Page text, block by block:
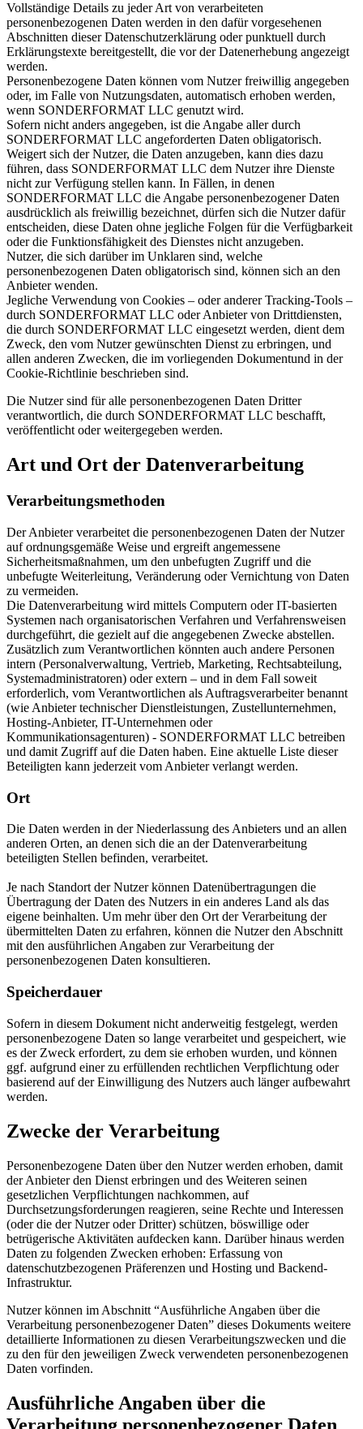
Vollständige Details zu jeder Art von verarbeiteten
personenbezogenen Daten werden in den dafür vorgesehenen
Abschnitten dieser Datenschutzerklärung oder punktuell durch
Erklärungstexte bereitgestellt, die vor der Datenerhebung angezeigt
werden.
Personenbezogene Daten können vom Nutzer freiwillig angegeben
oder, im Falle von Nutzungsdaten, automatisch erhoben werden,
wenn SONDERFORMAT LLC genutzt wird.
Sofern nicht anders angegeben, ist die Angabe aller durch
SONDERFORMAT LLC angeforderten Daten obligatorisch.
Weigert sich der Nutzer, die Daten anzugeben, kann dies dazu
führen, dass SONDERFORMAT LLC dem Nutzer ihre Dienste
nicht zur Verfügung stellen kann. In Fällen, in denen
SONDERFORMAT LLC die Angabe personenbezogener Daten
ausdrücklich als freiwillig bezeichnet, dürfen sich die Nutzer dafür
entscheiden, diese Daten ohne jegliche Folgen für die Verfügbarkeit
oder die Funktionsfähigkeit des Dienstes nicht anzugeben.
Nutzer, die sich darüber im Unklaren sind, welche
personenbezogenen Daten obligatorisch sind, können sich an den
Anbieter wenden.
Jegliche Verwendung von Cookies – oder anderer Tracking-Tools –
durch SONDERFORMAT LLC oder Anbieter von Drittdiensten,
die durch SONDERFORMAT LLC eingesetzt werden, dient dem
Zweck, den vom Nutzer gewünschten Dienst zu erbringen, und
allen anderen Zwecken, die im vorliegenden Dokumentund in der
Cookie-Richtlinie beschrieben sind.
Die Nutzer sind für alle personenbezogenen Daten Dritter
verantwortlich, die durch SONDERFORMAT LLC beschafft,
veröffentlicht oder weitergegeben werden.
Art und Ort der Datenverarbeitung
Verarbeitungsmethoden
Der Anbieter verarbeitet die personenbezogenen Daten der Nutzer
auf ordnungsgemäße Weise und ergreift angemessene
Sicherheitsmaßnahmen, um den unbefugten Zugriff und die
unbefugte Weiterleitung, Veränderung oder Vernichtung von Daten
zu vermeiden.
Die Datenverarbeitung wird mittels Computern oder IT-basierten
Systemen nach organisatorischen Verfahren und Verfahrensweisen
durchgeführt, die gezielt auf die angegebenen Zwecke abstellen.
Zusätzlich zum Verantwortlichen könnten auch andere Personen
intern (Personalverwaltung, Vertrieb, Marketing, Rechtsabteilung,
Systemadministratoren) oder extern – und in dem Fall soweit
erforderlich, vom Verantwortlichen als Auftragsverarbeiter benannt
(wie Anbieter technischer Dienstleistungen, Zustellunternehmen,
Hosting-Anbieter, IT-Unternehmen oder
Kommunikationsagenturen) - SONDERFORMAT LLC betreiben
und damit Zugriff auf die Daten haben. Eine aktuelle Liste dieser
Beteiligten kann jederzeit vom Anbieter verlangt werden.
Ort
Die Daten werden in der Niederlassung des Anbieters und an allen
anderen Orten, an denen sich die an der Datenverarbeitung
beteiligten Stellen befinden, verarbeitet.
Je nach Standort der Nutzer können Datenübertragungen die
Übertragung der Daten des Nutzers in ein anderes Land als das
eigene beinhalten. Um mehr über den Ort der Verarbeitung der
übermittelten Daten zu erfahren, können die Nutzer den Abschnitt
mit den ausführlichen Angaben zur Verarbeitung der
personenbezogenen Daten konsultieren.
Speicherdauer
Sofern in diesem Dokument nicht anderweitig festgelegt, werden
personenbezogene Daten so lange verarbeitet und gespeichert, wie
es der Zweck erfordert, zu dem sie erhoben wurden, und können
ggf. aufgrund einer zu erfüllenden rechtlichen Verpflichtung oder
basierend auf der Einwilligung des Nutzers auch länger aufbewahrt
werden.
Zwecke der Verarbeitung
Personenbezogene Daten über den Nutzer werden erhoben, damit
der Anbieter den Dienst erbringen und des Weiteren seinen
gesetzlichen Verpflichtungen nachkommen, auf
Durchsetzungsforderungen reagieren, seine Rechte und Interessen
(oder die der Nutzer oder Dritter) schützen, böswillige oder
betrügerische Aktivitäten aufdecken kann. Darüber hinaus werden
Daten zu folgenden Zwecken erhoben: Erfassung von
datenschutzbezogenen Präferenzen und Hosting und Backend-
Infrastruktur.
Nutzer können im Abschnitt “Ausführliche Angaben über die
Verarbeitung personenbezogener Daten” dieses Dokuments weitere
detaillierte Informationen zu diesen Verarbeitungszwecken und die
zu den für den jeweiligen Zweck verwendeten personenbezogenen
Daten vorfinden.
Ausführliche Angaben über die
Verarbeitung personenbezogener Daten